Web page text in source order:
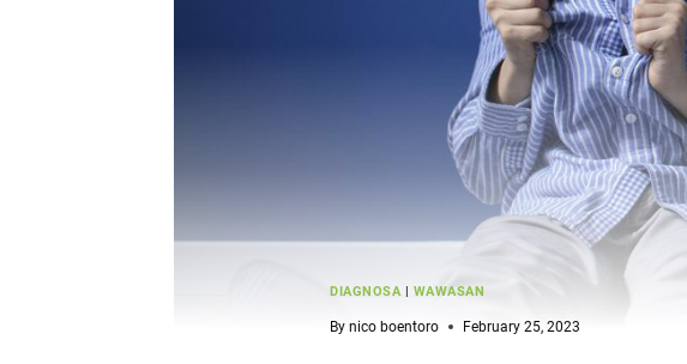
DIAGNOSA| WAWASAN
By nico boentoro February 25, 2023